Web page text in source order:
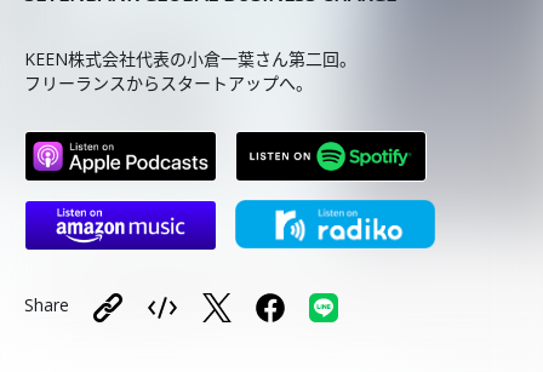
KEEN株式会社代表の小倉一葉さん第二回。
フリーランスからスタートアップへ。
Share